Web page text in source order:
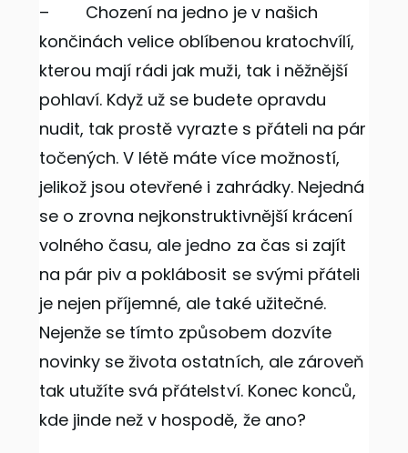
–
Chození na jedno je v našich
končinách velice oblíbenou kratochvílí,
kterou mají rádi jak muži, tak i něžnější
pohlaví. Když už se budete opravdu
nudit, tak prostě vyrazte s přáteli na pár
točených. V létě máte více možností,
jelikož jsou otevřené i zahrádky. Nejedná
se o zrovna nejkonstruktivnější krácení
volného času, ale jedno za čas si zajít
na pár piv a poklábosit se svými přáteli
je nejen příjemné, ale také užitečné.
Nejenže se tímto způsobem dozvíte
novinky se života ostatních, ale zároveň
tak utužíte svá přátelství. Konec konců,
kde jinde než v hospodě, že ano?